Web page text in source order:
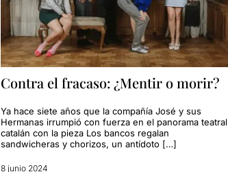
Contra el fracaso: ¿Mentir o morir?
Ya hace siete años que la compañía José y sus
Hermanas irrumpió con fuerza en el panorama teatral
catalán con la pieza Los bancos regalan
sandwicheras y chorizos, un antídoto […]
8 junio 2024